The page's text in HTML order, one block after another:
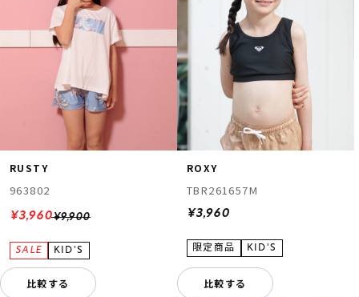
RUSTY
963802
¥9,900
¥3,960
比較する
ROXY
TBR261657M
¥3,960
比較する